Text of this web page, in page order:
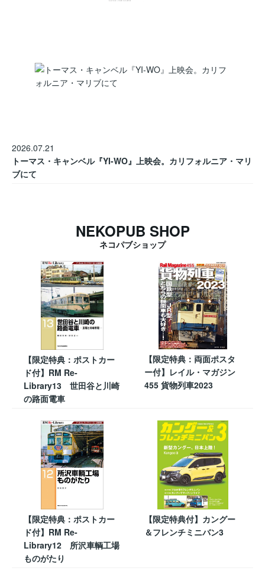
2026.07.21
トーマス・キャンベル『YI-WO』上映会。カリフォルニア・マリ
ブにて
NEKOPUB SHOP
ネコパブショップ
【限定特典：ポストカー
ド付】RM Re-
Library13 世田谷と川崎
の路面電車
【限定特典：両面ポスタ
ー付】レイル・マガジン
455 貨物列車2023
【限定特典：ポストカー
ド付】RM Re-
Library12 所沢車輌工場
ものがたり
【限定特典付】カングー
＆フレンチミニバン3